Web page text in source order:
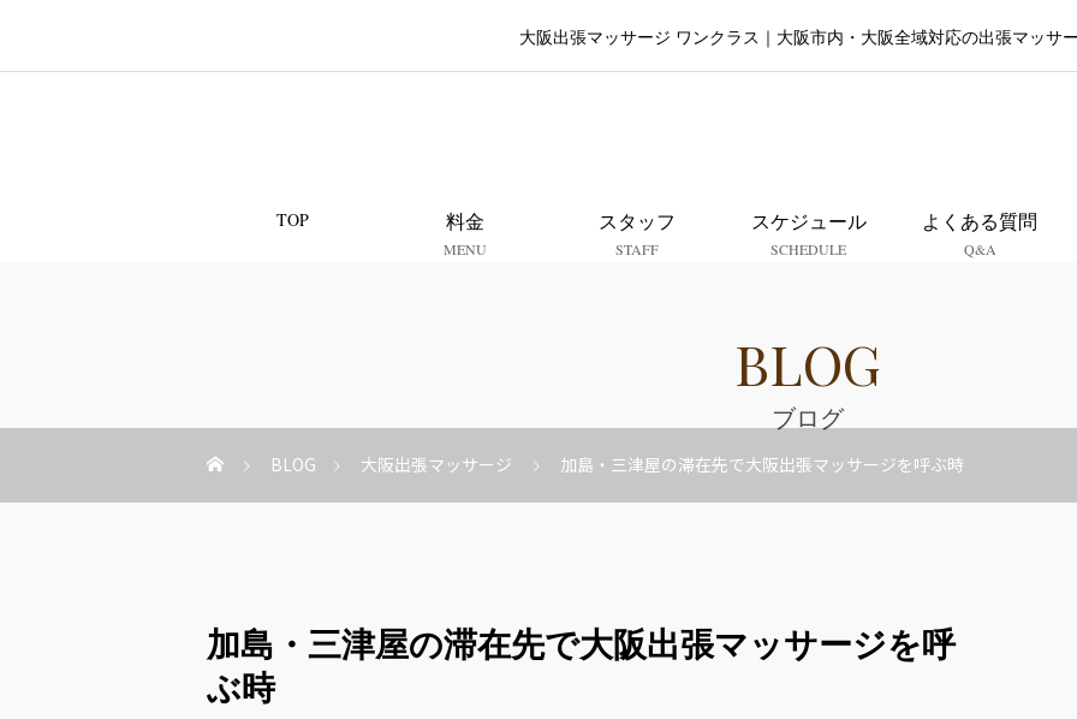
大阪出張マッサージ ワンクラス｜大阪市内・大阪全域対応の出張マッサ
TOP 料金
MENU
スタッフ
STAFF
スケジュール
SCHEDULE
よくある質問
Q&A
BLOG
ブログ
BLOG 大阪出張マッサージ 加島・三津屋の滞在先で大阪出張マッサージを呼ぶ時
加島・三津屋の滞在先で大阪出張マッサージを呼
ぶ時